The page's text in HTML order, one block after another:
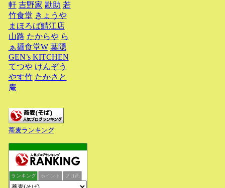
軒 吉野家 勘助 若
竹食堂 きょうや
まほろば鯖江店
山路 たからや ら
ぁ麺食堂W 葉隠
GEN’s KITCHEN
てつや けんぞう
やす竹 たかさと
庵
蕎麦ランキング
ランキング ポイント ブロ画